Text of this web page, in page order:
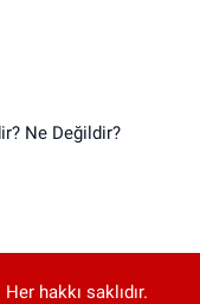
Ne Değildir?
hakkı saklıdır.